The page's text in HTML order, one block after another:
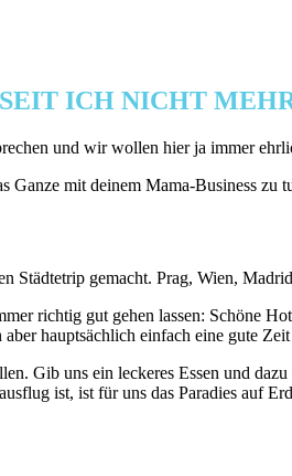
ICH NICHT
und wir wollen hier ja immer
Ganze mit deinem Mama-Business zu
Städtetrip gemacht. Prag, Wien,
richtig gut gehen lassen: Schöne
hauptsächlich einfach eine gute Zeit
Gib uns ein leckeres Essen und
ist, ist für uns das Paradies auf